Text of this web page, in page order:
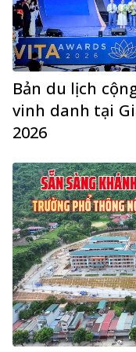
Bản du lịch
vinh danh tại
2026